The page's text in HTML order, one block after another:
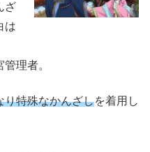
ざ
は
理者。
り特殊なかんざしを着用し